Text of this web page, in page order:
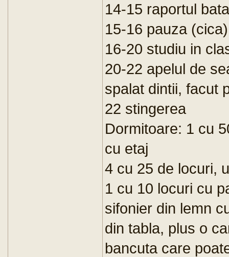
14-15 raportul
15-16 pauza
16-20 studiu in
20-22 apelul de
spalat dintii, facut
22 stingerea
Dormitoare: 1 cu
cu etaj
4 cu 25 de locuri,
1 cu 10 locuri cu
sifonier din lemn
din tabla, plus o
bancuta care